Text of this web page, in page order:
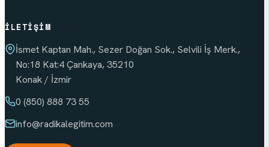
İLETIŞIM
İsmet Kaptan Mah., Sezer Doğan Sok., Selvili İş Merk.,
No:18 Kat:4 Çankaya, 35210
Konak / İzmir
0 (850) 888 73 55
info@radikalegitim.com